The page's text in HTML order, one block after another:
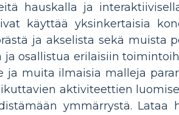
hauskalla ja
käyttää yksinkertaisia
ja akselista sekä muista
osallistua erilaisiin
ja muita ilmaisia ​​malleja
aktiviteettien
ymmärrystä. Lataa